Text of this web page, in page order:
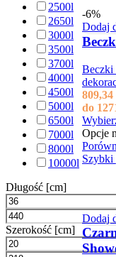
2500l
2650l
3000l
3500l
3700l
4000l
4500l
5000l
6500l
7000l
8000l
10000l
Długość [cm]
Szerokość [cm]
-6%
Dodaj
Beczki
809,34
do
Opcje
Szybki
Dodaj